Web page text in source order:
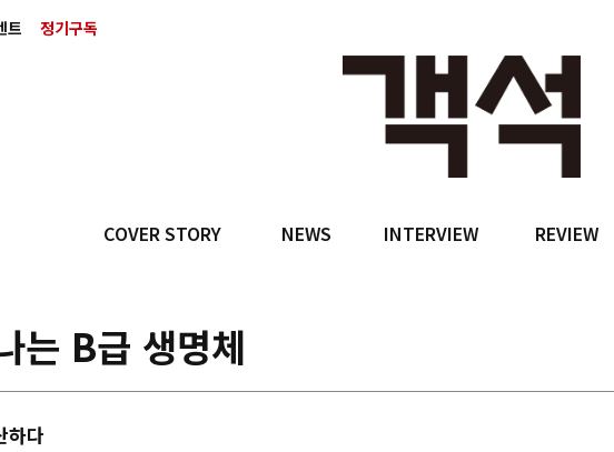
트 정기구독
COVER STORY NEWS INTERVIEW REVIEW
는 B급 생명체
하다